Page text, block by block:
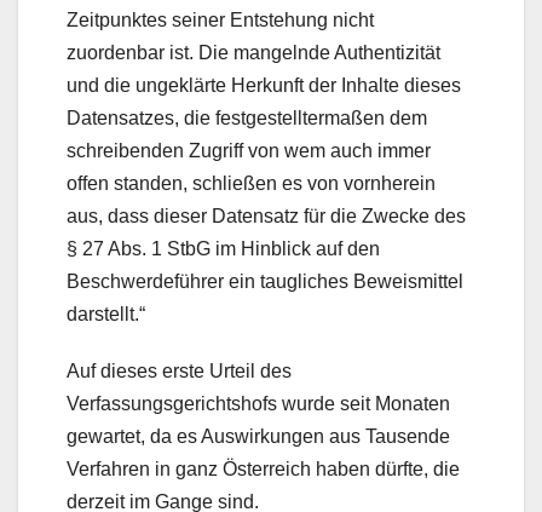
Zeitpunktes seiner Entstehung nicht
zuordenbar ist. Die mangelnde Authentizität
und die ungeklärte Herkunft der Inhalte dieses
Datensatzes, die festgestelltermaßen dem
schreibenden Zugriff von wem auch immer
offen standen, schließen es von vornherein
aus, dass dieser Datensatz für die Zwecke des
§ 27 Abs. 1 StbG im Hinblick auf den
Beschwerdeführer ein taugliches Beweismittel
darstellt.“
Auf dieses erste Urteil des
Verfassungsgerichtshofs wurde seit Monaten
gewartet, da es Auswirkungen aus Tausende
Verfahren in ganz Österreich haben dürfte, die
derzeit im Gange sind.